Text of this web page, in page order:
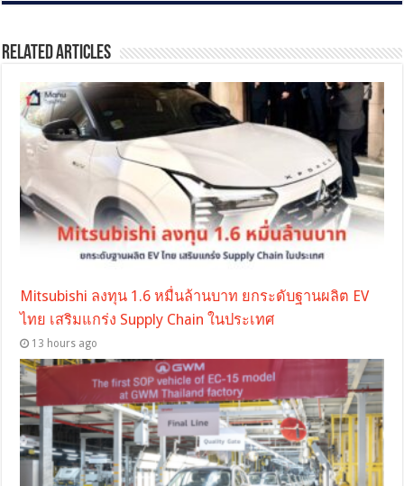
Related Articles
Mitsubishi ลงทุน 1.6 หมื่นล้านบาท ยกระดับฐานผลิต EV
ไทย เสริมแกร่ง Supply Chain ในประเทศ
13 hours ago